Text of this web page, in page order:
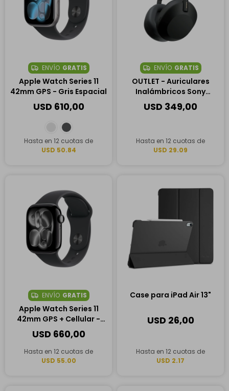
ENVÍO GRATIS
Apple Watch Series 11
42mm GPS - Gris Espacial
USD 610,00
Hasta en 12 cuotas de
USD 50.84
ENVÍO GRATIS
OUTLET - Auriculares
Inalámbricos Sony
WH1000XM5
USD 349,00
Hasta en 12 cuotas de
USD 29.09
ENVÍO GRATIS
Apple Watch Series 11
42mm GPS + Cellular -
Negro
USD 660,00
Hasta en 12 cuotas de
USD 55.00
Case para iPad Air 13"
USD 26,00
Hasta en 12 cuotas de
USD 2.17